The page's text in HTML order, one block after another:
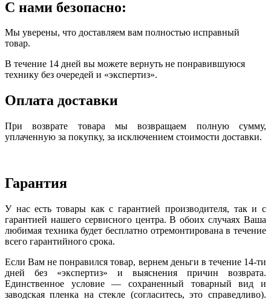
С нами безопасно:
Мы уверены, что доставляем вам полностью исправный
товар.
В течение 14 дней вы можете вернуть не понравившуюся
технику без очередей и «экспертиз».
Оплата доставки
При возврате товара мы возвращаем полную сумму,
уплаченную за покупку, за исключением стоимости доставки.
Гарантия
У нас есть товары как с гарантией производителя, так и с
гарантией нашего сервисного центра. В обоих случаях Ваша
любимая техника будет бесплатно отремонтирована в течение
всего гарантийного срока.
Если Вам не понравился товар, вернем деньги в течение 14-ти
дней без «экспертиз» и выяснения причин возврата.
Единственное условие — сохраненный товарный вид и
заводская пленка на стекле (согласитесь, это справедливо).